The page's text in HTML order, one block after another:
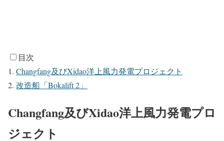
目次
Changfang及びXidao洋上風力発電プロジェクト
改造船「Bokalift 2」
Changfang及びXidao洋上風力発電プロ
ジェクト